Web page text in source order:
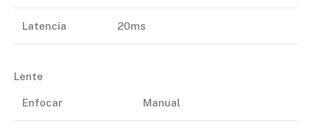
Latencia 20ms
Lente
Enfocar Manual